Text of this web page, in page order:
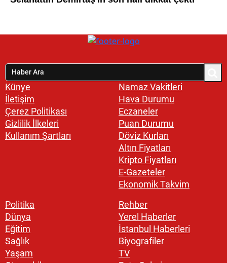
Künye
İletişim
Çerez Politikası
Gizlilik İlkeleri
Kullanım Şartları
Namaz Vakitleri
Hava Durumu
Eczaneler
Puan Durumu
Döviz Kurları
Altın Fiyatları
Kripto Fiyatları
E-Gazeteler
Ekonomik Takvim
Politika
Dünya
Eğitim
Sağlık
Yaşam
Rehber
Yerel Haberler
İstanbul Haberleri
Biyografiler
TV